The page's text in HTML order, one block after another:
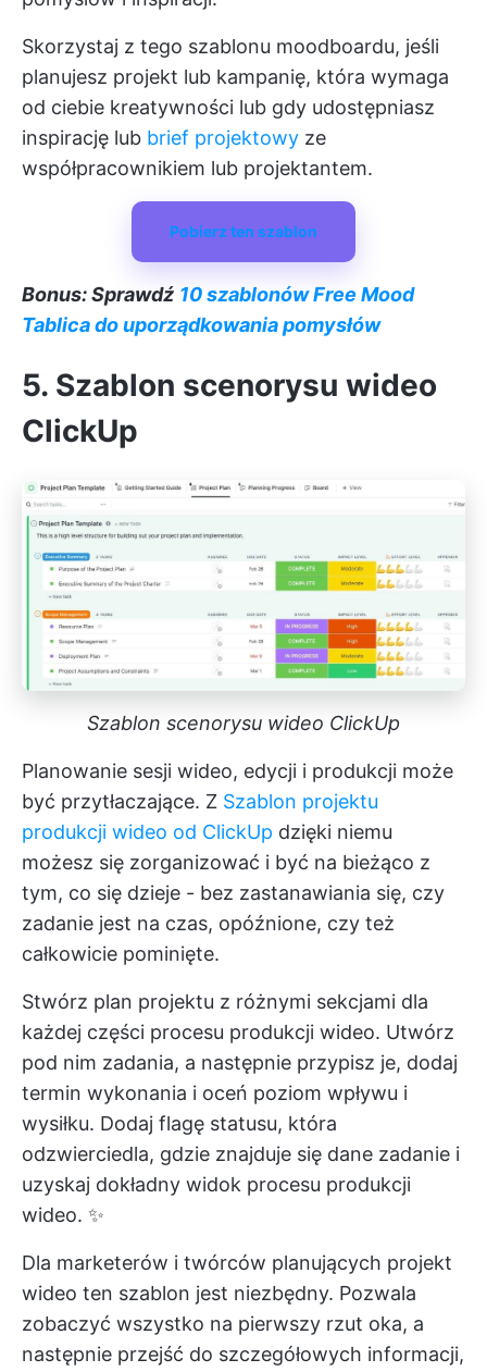
Skorzystaj z tego szablonu moodboardu, jeśli
planujesz projekt lub kampanię, która wymaga
od ciebie kreatywności lub gdy udostępniasz
inspirację lub brief projektowy ze
współpracownikiem lub projektantem.
Pobierz ten szablon
Bonus: Sprawdź 10 szablonów Free Mood
Tablica do uporządkowania pomysłów
5. Szablon scenorysu wideo
ClickUp
Szablon scenorysu wideo ClickUp
Planowanie sesji wideo, edycji i produkcji może
być przytłaczające. Z Szablon projektu
produkcji wideo od ClickUp dzięki niemu
możesz się zorganizować i być na bieżąco z
tym, co się dzieje - bez zastanawiania się, czy
zadanie jest na czas, opóźnione, czy też
całkowicie pominięte.
Stwórz plan projektu z różnymi sekcjami dla
każdej części procesu produkcji wideo. Utwórz
pod nim zadania, a następnie przypisz je, dodaj
termin wykonania i oceń poziom wpływu i
wysiłku. Dodaj flagę statusu, która
odzwierciedla, gdzie znajduje się dane zadanie i
uzyskaj dokładny widok procesu produkcji
wideo. ✨
Dla marketerów i twórców planujących projekt
wideo ten szablon jest niezbędny. Pozwala
zobaczyć wszystko na pierwszy rzut oka, a
następnie przejść do szczegółowych informacji,